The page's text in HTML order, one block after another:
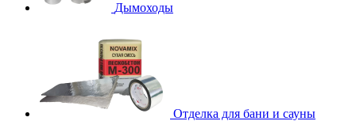
Дымоходы
Отделка для бани и сауны